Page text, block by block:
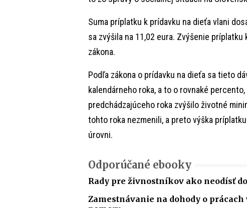
Suma príplatku k prídavku na dieťa vlani
sa zvýšila na 11,02 eura. Zvýšenie
zákona.
Podľa zákona o prídavku na dieťa sa tieto
kalendárneho roka, a to o rovnaké
predchádzajúceho roka zvýšilo životné
tohto roka nezmenili, a preto výška
úrovni.
Odporúčané ebooky
Rady pre živnostníkov ako neodísť
Zamestnávanie na dohody o